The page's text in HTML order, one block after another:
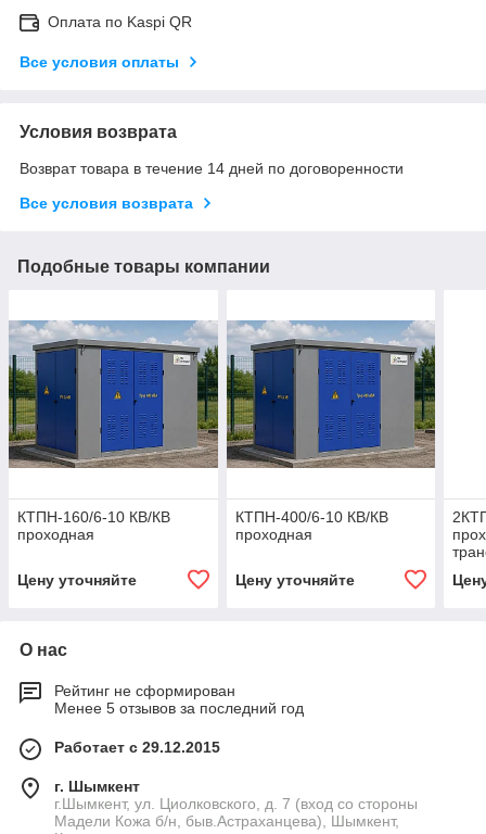
Оплата по Kaspi QR
Все условия оплаты
Условия возврата
Возврат товара в течение 14 дней по договоренности
Все условия возврата
Подобные товары компании
КТПН-160/6-10 КВ/КВ
проходная
Цену уточняйте
КТПН-400/6-10 КВ/КВ
проходная
Цену уточняйте
О нас
Рейтинг не сформирован
Менее 5 отзывов за последний год
Работает с 29.12.2015
г. Шымкент
г.Шымкент, ул. Циолковского, д. 7 (вход со стороны
Мадели Кожа б/н, быв.Астраханцева), Шымкент,